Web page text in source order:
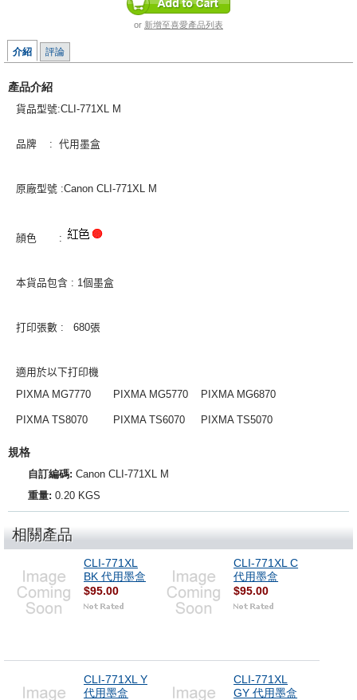
or 新增至喜愛產品列表
介紹 評論
產品介紹
貨品型號:CLI-771XL M
品牌 : 代用墨盒
原廠型號 :Canon CLI-771XL M
顔色 :
本貨品包含 : 1個墨盒
打印張數 : 680張
適用於以下打印機
PIXMA MG7770 PIXMA MG5770 PIXMA MG6870
PIXMA TS8070 PIXMA TS6070 PIXMA TS5070
規格
自訂編碼: Canon CLI-771XL M
重量: 0.20 KGS
相關產品
CLI-771XL
BK 代用墨盒
$95.00
CLI-771XL C
代用墨盒
$95.00
CLI-771XL Y
代用墨盒
CLI-771XL
GY 代用墨盒